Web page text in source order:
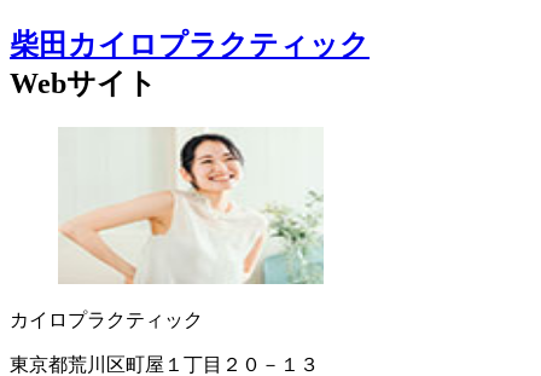
柴田カイロプラクティック
Webサイト
カイロプラクティック
東京都荒川区町屋１丁目２０－１３